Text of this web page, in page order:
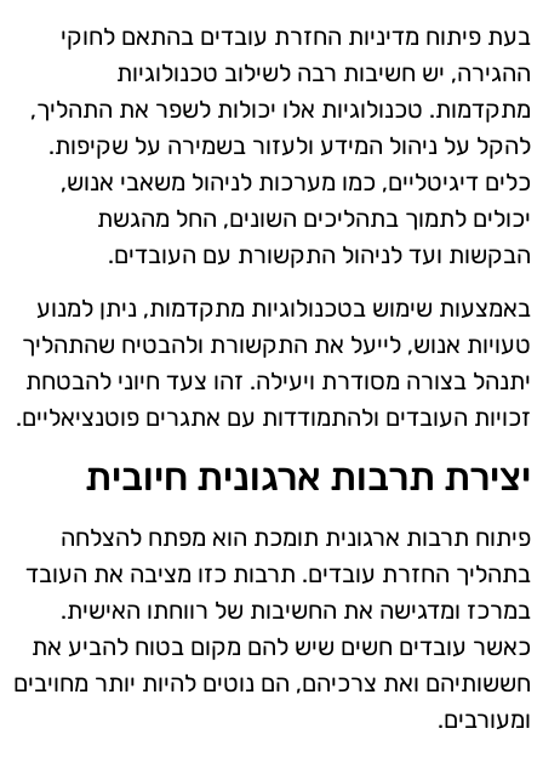
בעת פיתוח מדיניות החזרת עובדים בהתאם לחוקי
ההגירה, יש חשיבות רבה לשילוב טכנולוגיות
מתקדמות. טכנולוגיות אלו יכולות לשפר את התהליך,
להקל על ניהול המידע ולעזור בשמירה על שקיפות.
כלים דיגיטליים, כמו מערכות לניהול משאבי אנוש,
יכולים לתמוך בתהליכים השונים, החל מהגשת
הבקשות ועד לניהול התקשורת עם העובדים.
באמצעות שימוש בטכנולוגיות מתקדמות, ניתן למנוע
טעויות אנוש, לייעל את התקשורת ולהבטיח שהתהליך
יתנהל בצורה מסודרת ויעילה. זהו צעד חיוני להבטחת
זכויות העובדים ולהתמודדות עם אתגרים פוטנציאליים.
יצירת תרבות ארגונית חיובית
פיתוח תרבות ארגונית תומכת הוא מפתח להצלחה
בתהליך החזרת עובדים. תרבות כזו מציבה את העובד
במרכז ומדגישה את החשיבות של רווחתו האישית.
כאשר עובדים חשים שיש להם מקום בטוח להביע את
חששותיהם ואת צרכיהם, הם נוטים להיות יותר מחויבים
ומעורבים.